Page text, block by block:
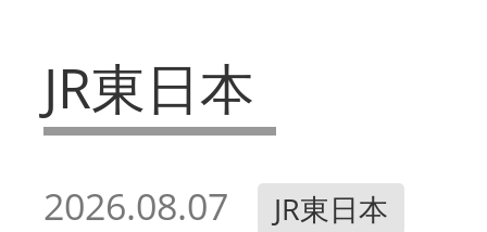
JR東日本
2026.08.07 JR東日本